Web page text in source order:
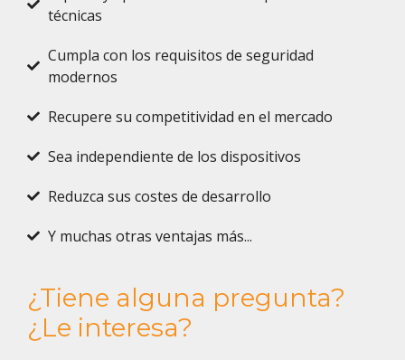
técnicas
Cumpla con los requisitos de seguridad
modernos
Recupere su competitividad en el mercado
Sea independiente de los dispositivos
Reduzca sus costes de desarrollo
Y muchas otras ventajas más...
¿Tiene alguna pregunta?
¿Le interesa?